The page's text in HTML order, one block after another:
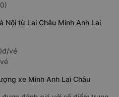
Nội từ Lai Châu Minh Anh Lai
vé
xe Minh Anh Lai Châu